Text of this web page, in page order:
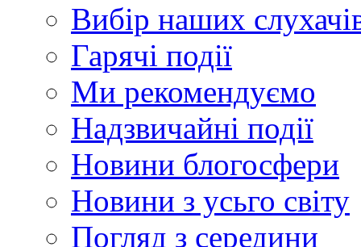
Вибір наших
Гарячі події
Ми рекомендуємо
Надзвичайні події
Новини блогосфери
Новини з усьго світу
Погляд з середини